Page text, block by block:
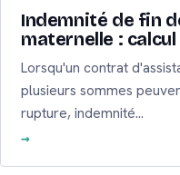
Indemnité de fin
maternelle :
Lorsqu'un contrat
plusieurs sommes
rupture, indemnité…